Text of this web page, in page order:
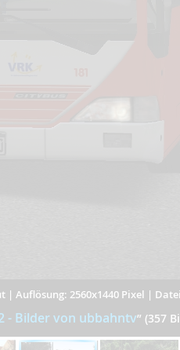
| Auflösung: 2560x1440 Pixel |
- Bilder von ubbahntv” (357